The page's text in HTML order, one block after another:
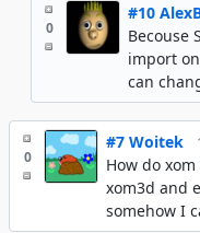
0
#10
Becouse
import
can
0
#7 Woitek
How do
xom3d and
somehow I